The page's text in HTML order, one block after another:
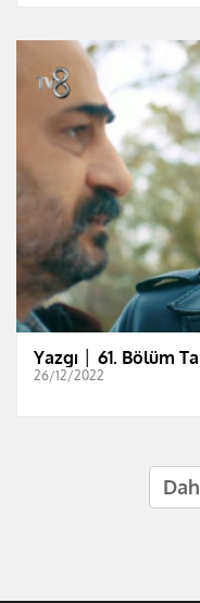
Yazgı │ 61. Bölüm
26/12/2022